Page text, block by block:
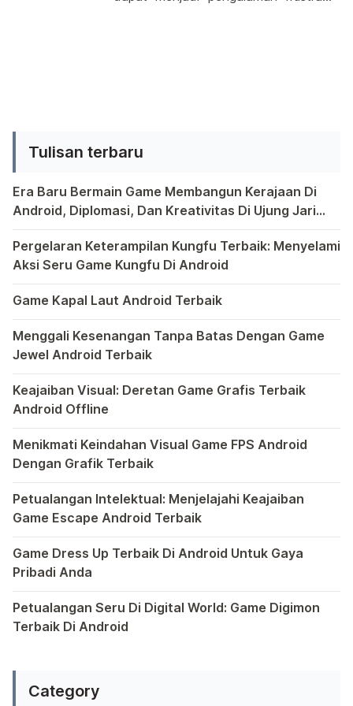
dengan beberapa langkah sederhana
pendekatan umum yang dapat diambil
pertama melibatkan pengecekan
kode aplikasi Anda. Terkadang,
kesalahan […]
Tulisan terbaru
Era Baru Bermain Game Membangun Kerajaan Di
Android, Diplomasi, Dan Kreativitas Di Ujung Jari
Anda
Bermain game di platform Android telah menjadi bagian
Pergelaran Keterampilan Kungfu Terbaik: Menyelami
Aksi Seru Game Kungfu Di Android
Dunia game selalu menawarkan pengalaman yang
Game Kapal Laut Android Terbaik
Di dunia game Android yang kaya dengan berbagai jenis
Menggali Kesenangan Tanpa Batas Dengan Game
Jewel Android Terbaik
Dalam hiruk-pikuk dunia game Android, ada satu genre
Keajaiban Visual: Deretan Game Grafis Terbaik
Android Offline
Ponsel pintar telah mengubah cara kita bermain game,
Menikmati Keindahan Visual Game FPS Android
Dengan Grafik Terbaik
Semakin berkembangnya teknologi di era digital saat ini,
Petualangan Intelektual: Menjelajahi Keajaiban
Game Escape Android Terbaik
Dalam dunia game Android, genre escape telah mencuri
Game Dress Up Terbaik Di Android Untuk Gaya
Pribadi Anda
Saat ini, platform Android telah menjadi wadah kreativitas
Petualangan Seru Di Digital World: Game Digimon
Terbaik Di Android
Category